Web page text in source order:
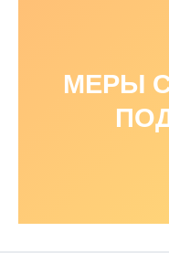
МЕРЫ